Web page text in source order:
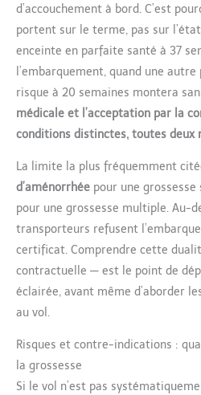
d’accouchement à bord. C’est
portent sur le terme, pas sur
enceinte en parfaite santé à 37
l’embarquement, quand une
risque à 20 semaines montera
médicale et l’acceptation par la
conditions distinctes, toutes deux
La limite la plus fréquemment
d’aménorrhée pour une
pour une grossesse multiple. Au-
transporteurs refusent
certificat. Comprendre cette
contractuelle — est le point de
éclairée, avant même d’aborder
au vol.
Risques et contre-indications :
la grossesse
Si le vol n’est pas